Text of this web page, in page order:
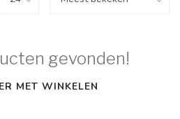
gevonden!
MET WINKELEN